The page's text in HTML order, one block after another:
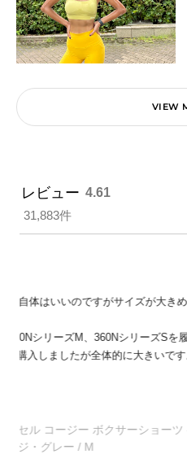
レビュー 4.61
31,883件
ジムの筋トレの後、プールに
お腹周りを隠したくてスカー
主にプールで着用しますが、
げます。
また、記事の肌触りがよく着